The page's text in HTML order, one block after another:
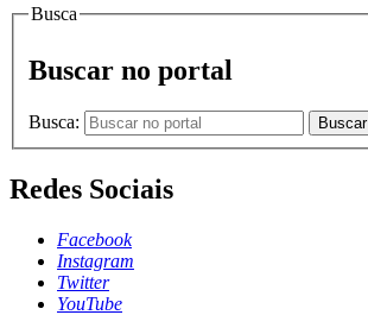
Busca
Buscar no portal
Busca: Buscar
Redes Sociais
Facebook
Instagram
Twitter
YouTube